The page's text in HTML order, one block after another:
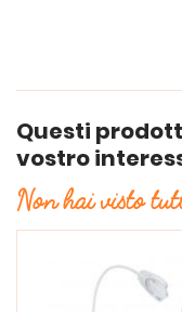
Questi
vostro
Non hai visto